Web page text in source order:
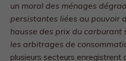
un moral des ménages
persistantes liées au pouvoir
hausse des prix du carburant
les arbitrages de
plusieurs secteurs enregistrent